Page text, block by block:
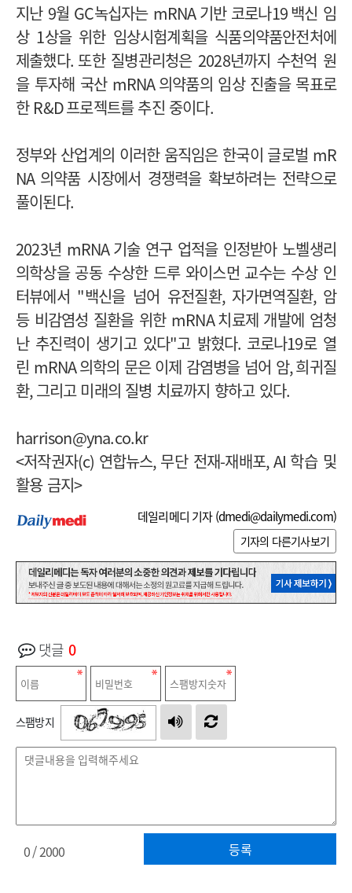
지난 9월 GC녹십자는 mRNA기반 코로나19백신 임
상 1상을 위한 임상시험계획을 식품의약품안전처에
제출했다. 또한 질병관리청은 2028년까지 수천억 원
을 투자해 국산 mRNA의약품의 임상 진출을 목표로
한 R&D프로젝트를 추진 중이다.
정부와 산업계의 이러한 움직임은 한국이 글로벌 mR
NA 의약품 시장에서 경쟁력을 확보하려는 전략으로
풀이된다.
2023년 mRNA기술 연구 업적을 인정받아 노벨생리
의학상을 공동 수상한 드루 와이스먼 교수는 수상 인
터뷰에서 "백신을 넘어 유전질환, 자가면역질환, 암
등 비감염성 질환을 위한 mRNA치료제 개발에 엄청
난 추진력이 생기고 있다"고 밝혔다. 코로나19로 열
린 mRNA의학의 문은 이제 감염병을 넘어 암,희귀질
환,그리고 미래의 질병 치료까지 향하고 있다.
harrison@yna.co.kr
<저작권자(c) 연합뉴스, 무단 전재-재배포, AI 학습 및
활용 금지>
데일리메디 기자 (dmedi@dailymedi.com)
기자의 다른기사보기
댓글 0
스팸방지
등록
0/ 2000